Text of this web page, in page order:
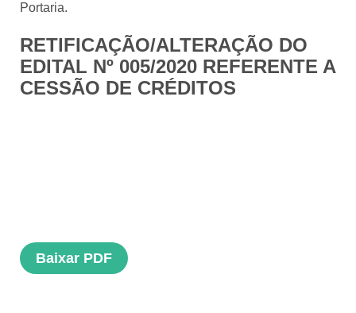
Portaria.
RETIFICAÇÃO/ALTERAÇÃO DO
EDITAL Nº 005/2020 REFERENTE A
CESSÃO DE CRÉDITOS
Baixar PDF